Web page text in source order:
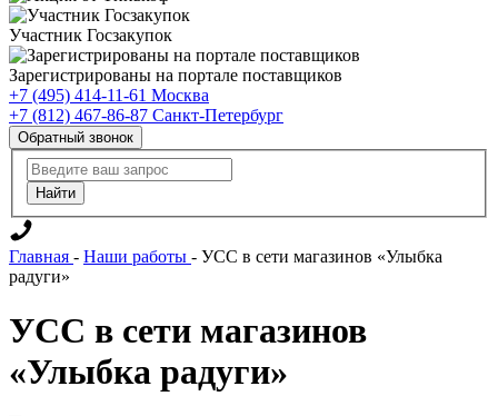
Участник Госзакупок
Зарегистрированы на портале поставщиков
+7 (495) 414-11-61 Москва
+7 (812) 467-86-87 Санкт-Петербург
Обратный звонок
Главная - Наши работы - УСС в сети магазинов «Улыбка
радуги»
УСС в сети магазинов
«Улыбка радуги»